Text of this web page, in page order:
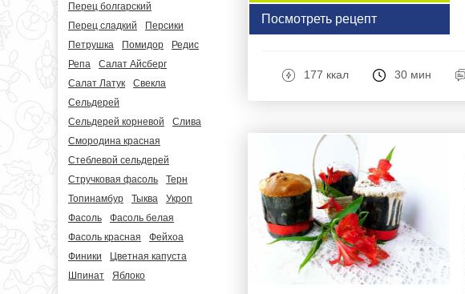
Перец болгарский
Перец сладкий
Персики
Петрушка
Помидор
Редис
Репа
Салат Айсберг
Салат Латук
Свекла
Сельдерей
Сельдерей корневой
Слива
Смородина красная
Стеблевой сельдерей
Стручковая фасоль
Терн
Топинамбур
Тыква
Укроп
Фасоль
Фасоль белая
Фасоль красная
Фейхоа
Финики
Цветная капуста
Шпинат
Яблоко
Посмотреть рецепт
177 ккал 30 мин